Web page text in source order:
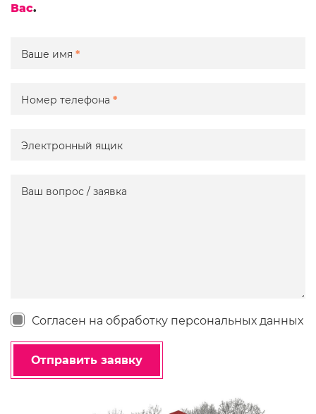
Вас.
Ваше имя *
Номер телефона *
Электронный ящик
Ваш вопрос / заявка
Согласен на обработку персональных данных
Отправить заявку